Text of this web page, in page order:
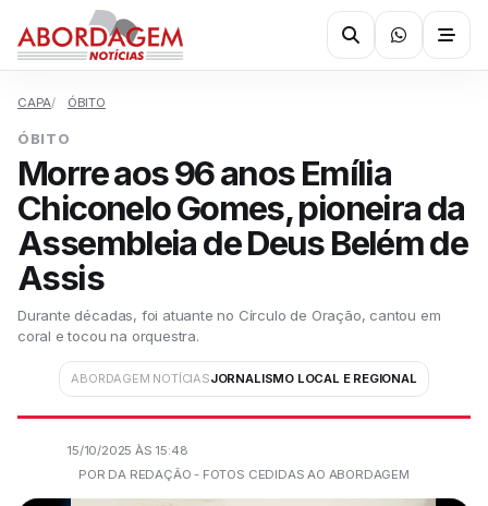
CAPA ÓBITO
ÓBITO
Morre aos 96 anos Emília
Chiconelo Gomes, pioneira da
Assembleia de Deus Belém de
Assis
Durante décadas, foi atuante no Círculo de Oração, cantou em
coral e tocou na orquestra.
ABORDAGEM NOTÍCIASJORNALISMO LOCAL E REGIONAL
15/10/2025 ÀS 15:48
POR DA REDAÇÃO - FOTOS CEDIDAS AO ABORDAGEM